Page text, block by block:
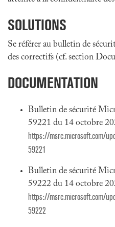
SOLUTIONS
Se référer au bulletin de
des correctifs (cf. section
DOCUMENTATION
Bulletin de sécurité
59221 du 14 octobre
https://msrc.microsoft.com/
59221
Bulletin de sécurité
59222 du 14 octobre
https://msrc.microsoft.com/
59222